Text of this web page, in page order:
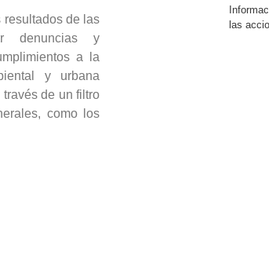
resultados de las
denuncias y
a la
y urbana
de un filtro
como los
las